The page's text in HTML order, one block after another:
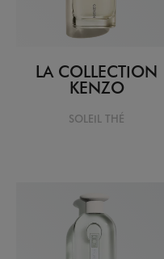
LA COLLECTION
KENZO
SOLEIL THÉ